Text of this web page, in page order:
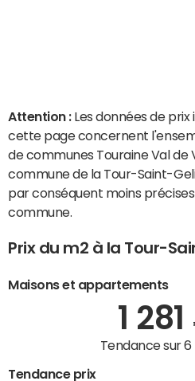
Attention : Les données de
cette page concernent
de communes Touraine Val de
commune de la Tour-Saint-
par conséquent moins
commune.
Prix du m2 à la Tour-
Maisons et appartements
1 281
Tendance sur 6
Tendance prix